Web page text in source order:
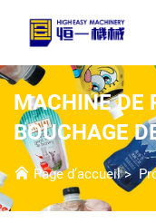
MACHINE DE
BOUCHAGE
Page d’accueil>